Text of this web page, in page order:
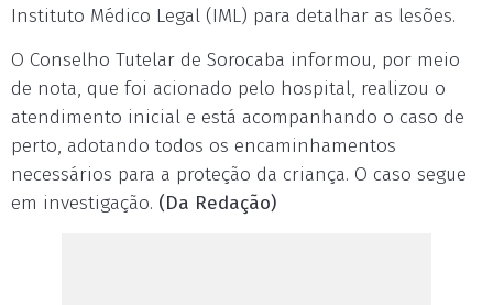
Instituto Médico Legal (IML) para detalhar as lesões.
O Conselho Tutelar de Sorocaba informou, por meio
de nota, que foi acionado pelo hospital, realizou o
atendimento inicial e está acompanhando o caso de
perto, adotando todos os encaminhamentos
necessários para a proteção da criança. O caso segue
em investigação. (Da Redação)